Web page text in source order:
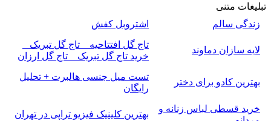
تبلیغات متنی
زندگی سالم
اشتروبل کفش
لایه سازان دماوند
تاج گل افتتاحیه _ تاج گل تبریک _
خرید تاج گل تبریک _ تاج گل ارزان
بهترین کادو برای دختر
تست میل جنسی هالبرت + تحلیل
رایگان
خرید قسطی لباس زنانه و
بهترین کلینیک فیزیو تراپی در تهران